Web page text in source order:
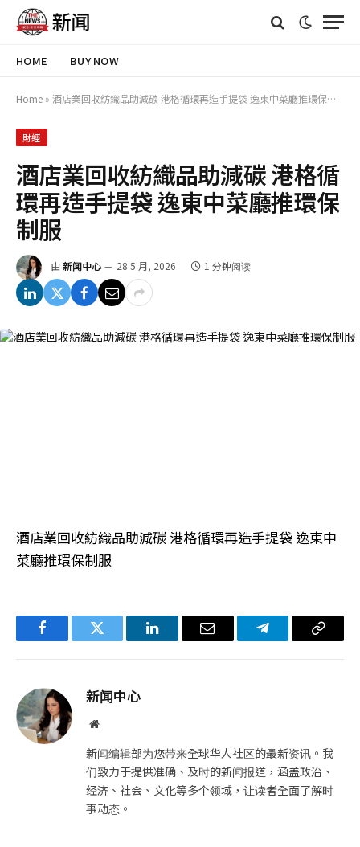
HOME BUY NOW
Home » 酒店業回收紡織品助減碳 港格循環再造手提袋 逸東中菜廳推環保制服
財經
酒店業回收紡織品助減碳 港格循
環再造手提袋 逸東中菜廳推環保
制服
由 新闻中心 28 5 月, 2026 1 分钟阅读
酒店業回收紡織品助減碳 港格循環再造手提袋 逸東中
菜廳推環保制服
FacebookTwitter LinkedIn电
Telegram复
新闻中心
网
新闻编辑部为您带来全球华人社区的最新资讯。我
们致力于提供准确、及时的新闻报道，涵盖政治、
经济、社会、文化等多个领域，让读者全面了解时
事动态。